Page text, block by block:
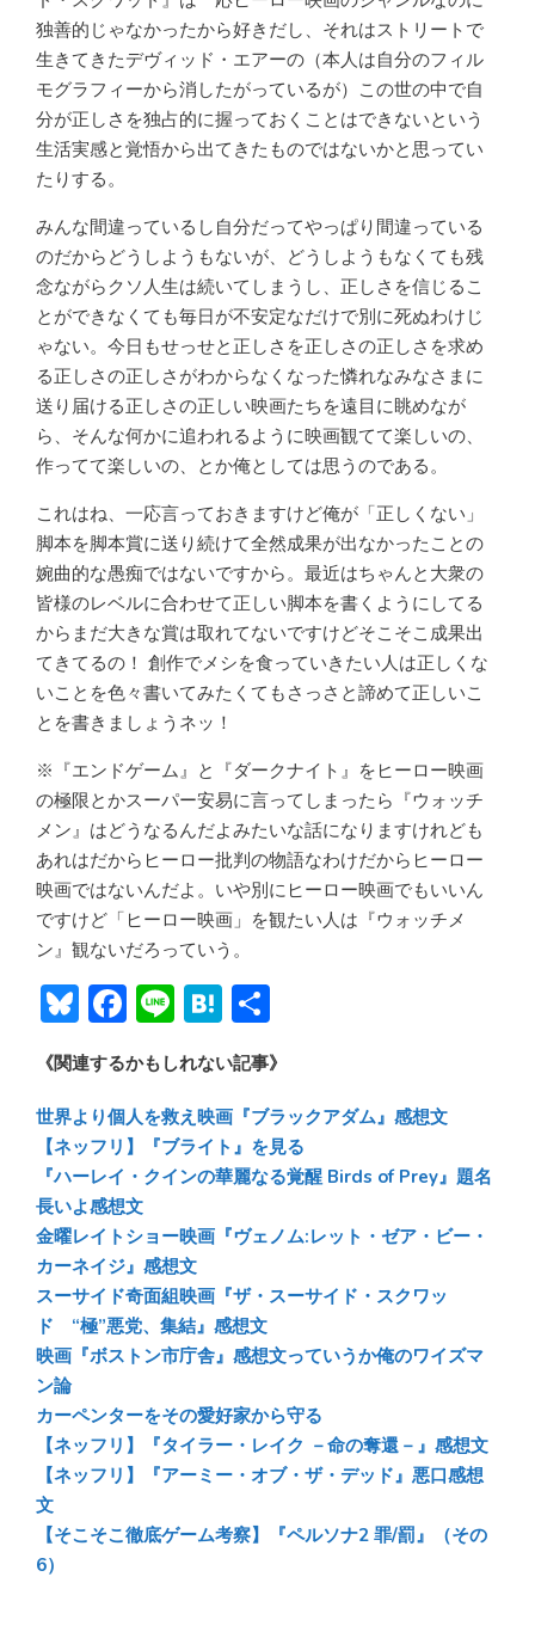
独善的じゃなかったから好きだし、それはストリートで
生きてきたデヴィッド・エアーの（本人は自分のフィル
モグラフィーから消したがっているが）この世の中で自
分が正しさを独占的に握っておくことはできないという
生活実感と覚悟から出てきたものではないかと思ってい
たりする。
みんな間違っているし自分だってやっぱり間違っている
のだからどうしようもないが、どうしようもなくても残
念ながらクソ人生は続いてしまうし、正しさを信じるこ
とができなくても毎日が不安定なだけで別に死ぬわけじ
ゃない。今日もせっせと正しさを正しさの正しさを求め
る正しさの正しさがわからなくなった憐れなみなさまに
送り届ける正しさの正しい映画たちを遠目に眺めなが
ら、そんな何かに追われるように映画観てて楽しいの、
作ってて楽しいの、とか俺としては思うのである。
これはね、一応言っておきますけど俺が「正しくない」
脚本を脚本賞に送り続けて全然成果が出なかったことの
婉曲的な愚痴ではないですから。最近はちゃんと大衆の
皆様のレベルに合わせて正しい脚本を書くようにしてる
からまだ大きな賞は取れてないですけどそこそこ成果出
てきてるの！ 創作でメシを食っていきたい人は正しくな
いことを色々書いてみたくてもさっさと諦めて正しいこ
とを書きましょうネッ！
※『エンドゲーム』と『ダークナイト』をヒーロー映画
の極限とかスーパー安易に言ってしまったら『ウォッチ
メン』はどうなるんだよみたいな話になりますけれども
あれはだからヒーロー批判の物語なわけだからヒーロー
映画ではないんだよ。いや別にヒーロー映画でもいいん
ですけど「ヒーロー映画」を観たい人は『ウォッチメ
ン』観ないだろっていう。
Bl
u
e
sk
y
F
ac
e
b
o
ok
Li
n
e
H
at
e
n
a
有
《関連するかもしれない記事》
世界より個人を救え映画『ブラックアダム』感想文
【ネッフリ】『ブライト』を見る
『ハーレイ・クインの華麗なる覚醒 Birds of Prey』題名
長いよ感想文
金曜レイトショー映画『ヴェノム:レット・ゼア・ビー・
カーネイジ』感想文
スーサイド奇面組映画『ザ・スーサイド・スクワッ
ド “極”悪党、集結』感想文
映画『ボストン市庁舎』感想文っていうか俺のワイズマ
ン論
カーペンターをその愛好家から守る
【ネッフリ】『タイラー・レイク －命の奪還－』感想文
【ネッフリ】『アーミー・オブ・ザ・デッド』悪口感想
文
【そこそこ徹底ゲーム考察】『ペルソナ2 罪/罰』（その
6）